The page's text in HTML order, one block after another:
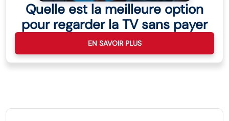
Quelle est la meilleure option
pour regarder la TV sans payer
EN SAVOIR PLUS